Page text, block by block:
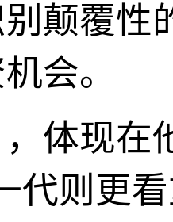
颠覆性
会。
体现在
代则更